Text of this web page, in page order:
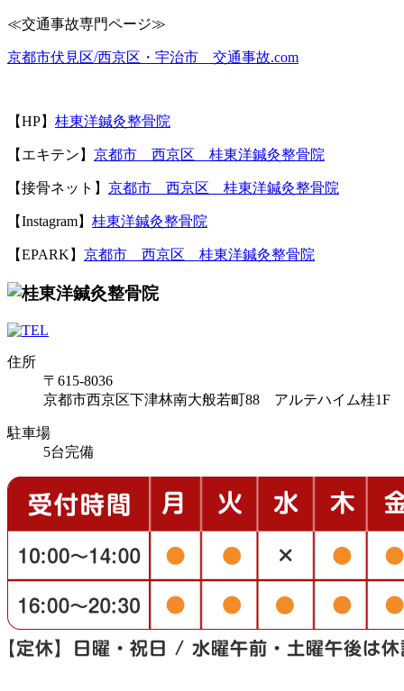
≪交通事故専門ページ≫
京都市伏見区/西京区・宇治市 交通事故.com
【HP】 桂東洋鍼灸整骨院
【エキテン】 京都市 西京区 桂東洋鍼灸整骨院
【接骨ネット】 京都市 西京区 桂東洋鍼灸整骨院
【Instagram】 桂東洋鍼灸整骨院
【EPARK】 京都市 西京区 桂東洋鍼灸整骨院
住所
〒615-8036
京都市西京区下津林南大般若町88 アルテハイム桂1F
駐車場
5台完備